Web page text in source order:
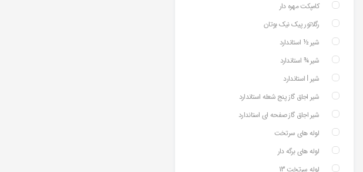
کامپکت مهره دار
رگلاتور پیک نیک بوتان
شیر ½ استاندارد
شیر ¾ استاندارد
شیر ⅼ استاندارد
شیر اجاق گاز پنج شعله استاندارد
شیر اجاق گاز صفحه ای استاندارد
لوله های سرتخت
لوله های برگه دار
لوله سرتخت 13